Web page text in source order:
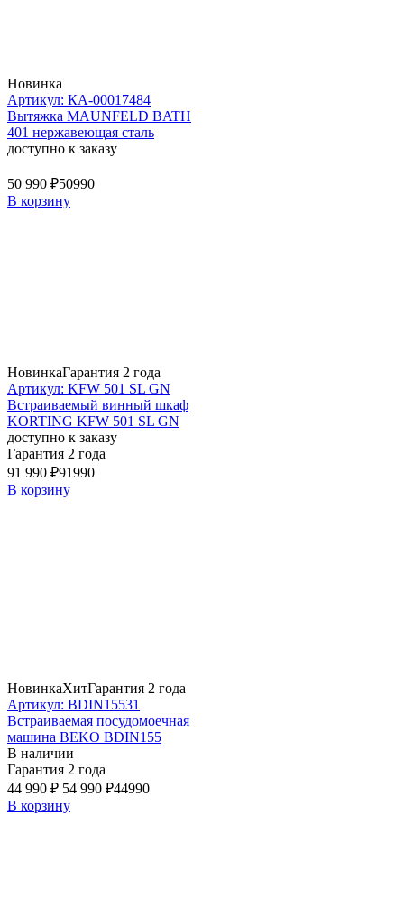
Новинка
Артикул: КА-00017484
Вытяжка MAUNFELD BATH
401 нержавеющая сталь
доступно к заказу
50 990 ₽50990
В корзину
НовинкаГарантия 2 года
Артикул: KFW 501 SL GN
Встраиваемый винный шкаф
KORTING KFW 501 SL GN
доступно к заказу
Гарантия 2 года
91 990 ₽91990
В корзину
НовинкаХитГарантия 2 года
Артикул: BDIN15531
Встраиваемая посудомоечная
машина BEKO BDIN155
В наличии
Гарантия 2 года
44 990 ₽ 54 990 ₽44990
В корзину